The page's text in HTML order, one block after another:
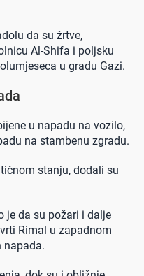
da su žrtve,
Al-Shifa i poljsku
u gradu Gazi.
u napadu na vozilo,
na stambenu zgradu.
stanju, dodali su
je da su požari i dalje
Rimal u zapadnom
napada.